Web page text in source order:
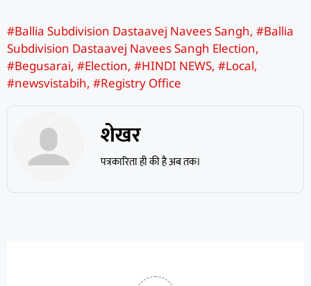
#Ballia Subdivision Dastaavej Navees Sangh, #Ballia
Subdivision Dastaavej Navees Sangh Election,
#Begusarai, #Election, #HINDI NEWS, #Local,
#newsvistabih, #Registry Office
शेखर
पत्रकारिता ही की है अब तक।